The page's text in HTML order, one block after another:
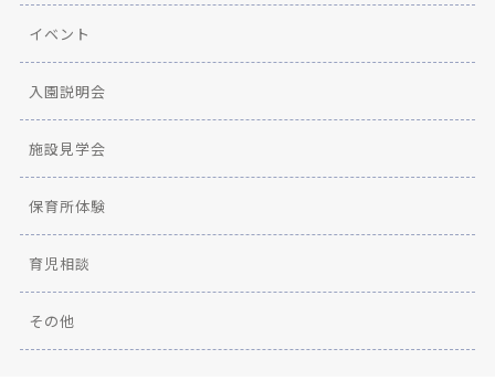
イベント
入園説明会
施設見学会
保育所体験
育児相談
その他